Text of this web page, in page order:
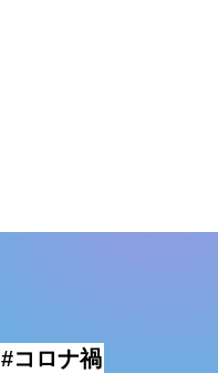
#コロナ禍